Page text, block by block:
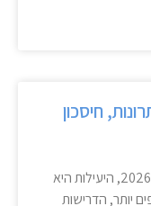
חיסכון
בעולם הלוגיסטיקה והתעשייה של שנת 2026, היעילות היא
יותר, הדרישות